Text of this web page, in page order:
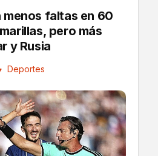
menos faltas en 60
pero más
y Rusia
Deportes